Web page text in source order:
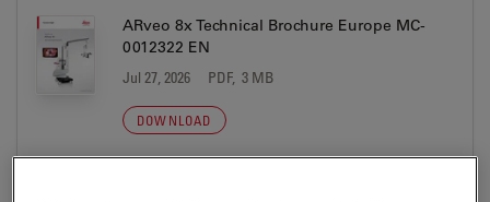
ARveo 8x Technical Brochure Europe MC-
0012322 EN
Jul 27, 2026 PDF, 3 MB
DOWNLOAD